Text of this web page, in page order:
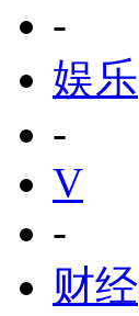
-
娱乐
-
V
-
财经